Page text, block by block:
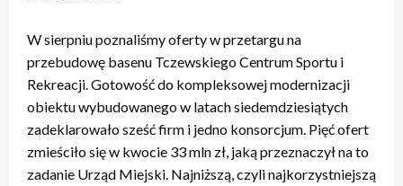
W sierpniu poznaliśmy oferty w przetargu na
przebudowę basenu Tczewskiego Centrum Sportu i
Rekreacji. Gotowość do kompleksowej modernizacji
obiektu wybudowanego w latach siedemdziesiątych
zadeklarowało sześć firm i jedno konsorcjum. Pięć ofert
zmieściło się w kwocie 33 mln zł, jaką przeznaczył na to
zadanie Urząd Miejski. Najniższą, czyli najkorzystniejszą